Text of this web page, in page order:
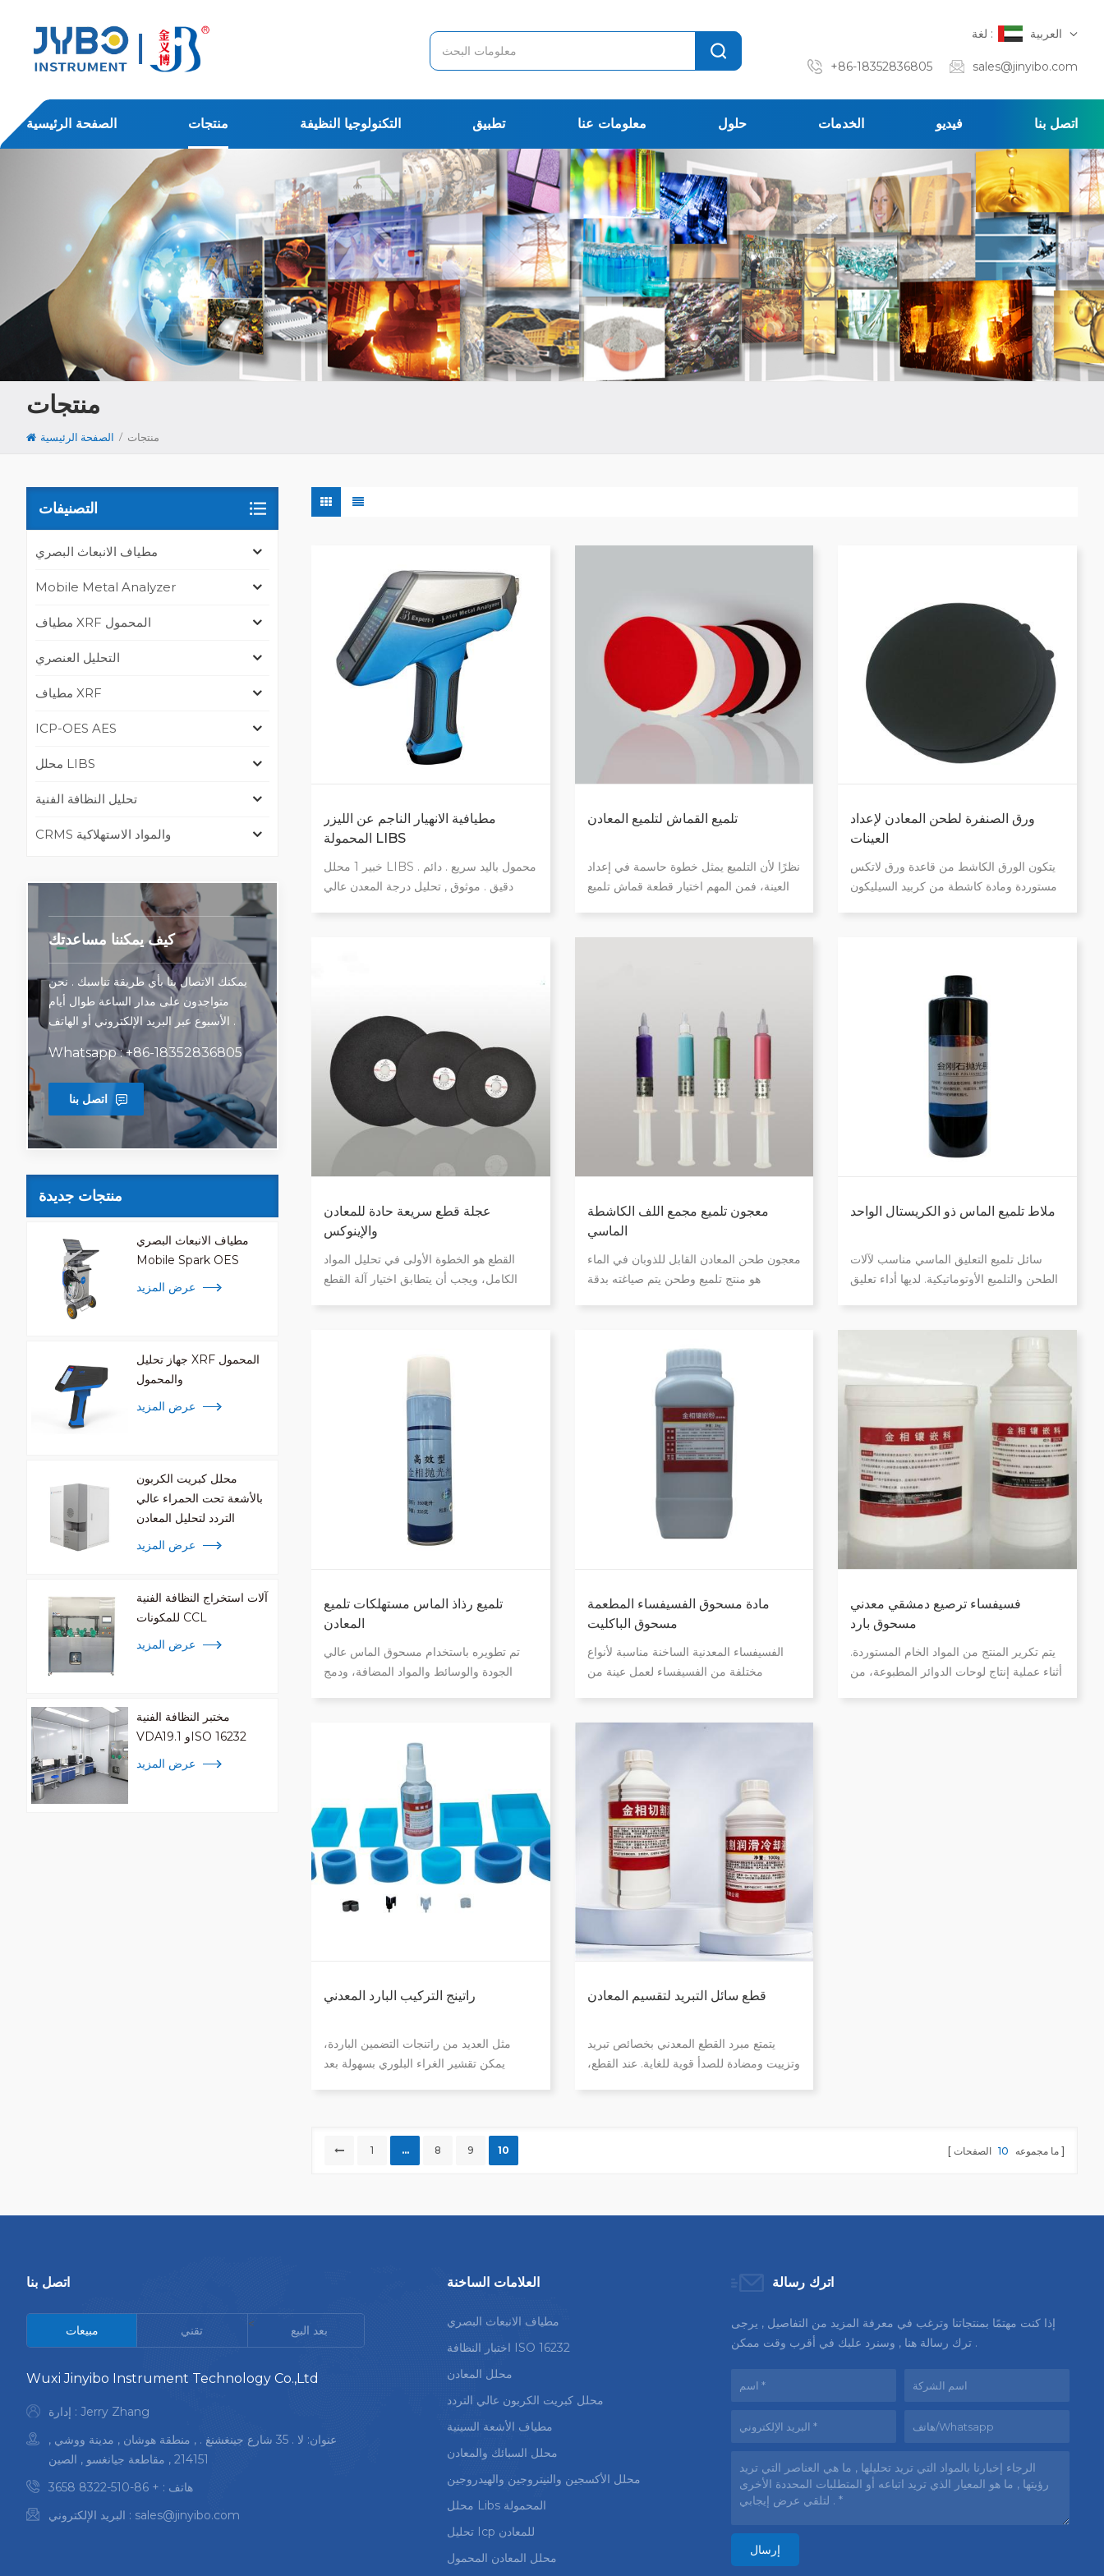
لغة : العربية
+86-18352836805 sales@jinyibo.com
الصفحة الرئيسية منتجات التكنولوجيا النظيفة تطبيق معلومات عنا حلول الخدمات فيديو اتصل بنا
منتجات
الصفحة الرئيسية / منتجات
التصنيفات
مطياف الانبعاث البصري
Mobile Metal Analyzer
مطياف XRF المحمول
التحليل العنصري
مطياف XRF
ICP-OES AES
محلل LIBS
تحليل النظافة الفنية
CRMS والمواد الاستهلاكية
كيف يمكننا مساعدتك
يمكنك الاتصال بنا بأي طريقة تناسبك . نحن
متواجدون على مدار الساعة طوال أيام
الأسبوع عبر البريد الإلكتروني أو الهاتف .
Whatsapp : +86-18352836805
اتصل بنا
منتجات جديدة
مطياف الانبعاث البصري
Mobile Spark OES
عرض المزيد
جهاز تحليل XRF المحمول
والمحمول
عرض المزيد
محلل كبريت الكربون
بالأشعة تحت الحمراء عالي
التردد لتحليل المعادن
عرض المزيد
آلات استخراج النظافة الفنية
للمكونات CCL
عرض المزيد
مختبر النظافة الفنية
VDA19.1 وISO 16232
عرض المزيد
مطيافية الانهيار الناجم عن الليزر
المحمولة LIBS
خبير 1 محلل LIBS محمول باليد سريع . دائم .
دقيق . موثوق , تحليل درجة المعدن عالي
تلميع القماش لتلميع المعادن
نظرًا لأن التلميع يمثل خطوة حاسمة في إعداد
العينة، فمن المهم اختيار قطعة قماش تلميع
ورق الصنفرة لطحن المعادن لإعداد
العينات
يتكون الورق الكاشط من قاعدة ورق لاتكس
مستوردة ومادة كاشطة من كربيد السيليكون
لاصق حساس للضغط مع شريط شفاف
متطور على الوجهين، لا يترك بقايا، أكثر
عجلة قطع سريعة حادة للمعادن
والإينوكس
القطع هو الخطوة الأولى في تحليل المواد
الكامل، ويجب أن يتطابق اختيار آلة القطع
معجون تلميع مجمع اللف الكاشطة
الماسي
معجون طحن المعادن القابل للذوبان في الماء
هو منتج تلميع وطحن يتم صياغته بدقة
الماضي، وعدم وضوح سطح العينة. يمكن
للمعجون الكاشط الماسي القابل للذوبان في
الماء أن يحقق بسرعة اللمسة النهائية المثالية
بعد التلميع، مما يحسن الكفاءة التجريبية
ملاط تلميع الماس ذو الكريستال الواحد
سائل تلميع التعليق الماسي مناسب لآلات
الطحن والتلميع الأوتوماتيكية. لديها أداء تعليق
التلميع إلى السائل. يمكن أن تصل العينة
تلميع رذاذ الماس مستهلكات تلميع
المعادن
تم تطويره باستخدام مسحوق الماس عالي
الجودة والوسائط والمواد المضافة، ودمج
أفضل وأقل احتمالية لإنتاج خدوش، صلابة
عالية للغاية، حافة القطع حادة وحادة، ولها
تأثير طحن جيد على المواد الصلبة والناعمة.
إنها تنتج فقط تأثير الطحن دون التدحرج ولا
تنتج طبقات مزعجة؛ يتم استخدامه بشكل
أساسي للطحن والتلميع الميكانيكي للسبائك
الصلبة وسبائك الفولاذ والفولاذ عالي الكربون
وغيرها من المواد عالية الصلابة. الطحن
الدقيق لأجزاء المواد والعينات المعدنية
مادة مسحوق الفسيفساء المطعمة
مسحوق الباكليت
الفسيفساء المعدنية الساخنة مناسبة لأنواع
مختلفة من الفسيفساء لعمل عينة من
مسحوق الفسيفساء بواسطة إعداد عينة آلة
الفسيفساء لمدة 8-15 دقيقة، والحفاظ على
الحرارة 140-180 درجة مئوية، وضغط
الفسيفساء 30 ± 3 ميجا باسكال، ويمكن
فسيفساء ترصيع دمشقي معدني
مسحوق بارد
يتم تكرير المنتج من المواد الخام المستوردة.
أثناء عملية إنتاج لوحات الدوائر المطبوعة، من
راتينج التركيب البارد المعدني
مثل العديد من راتنجات التضمين الباردة،
يمكن تقشير الغراء البلوري بسهولة بعد
للتطبيق، وجسم القالب متوسط، مما يوفر
تكلفة مواد التركيب الباردة. إعادة الاستخدام
قطع سائل التبريد لتقسيم المعادن
يتمتع مبرد القطع المعدني بخصائص تبريد
وتزييت ومضادة للصدأ قوية للغاية. عند القطع،
1 ... 8 9 10 ما مجموعه 10 الصفحات
اتصل بنا
مبيعات تقني < بعد البيع
Wuxi Jinyibo Instrument Technology Co.,Ltd
إدارة : Jerry Zhang
عنوان: لا . 35 شارع جينغشنغ . , منطقة هوشان , مدينة ووشي ,
214151 , مقاطعة جيانغسو , الصين
هاتف : + 86-510-8322 3658
البريد الإلكتروني : sales@jinyibo.com
العلامات الساخنة
مطياف الانبعاث البصري
اختبار النظافة ISO 16232
محلل المعادن
محلل كبريت الكربون عالي التردد
مطياف الأشعة السينية
محلل السبائك والمعادن
محلل الأكسجين والنيتروجين والهيدروجين
محلل Libs المحمولة
تحليل Icp للمعادن
محلل المعادن المحمول
اترك رسالة
إذا كنت مهتمًا بمنتجاتنا وترغب في معرفة المزيد من التفاصيل , يرجى
ترك رسالة هنا , وسنرد عليك في أقرب وقت ممكن .